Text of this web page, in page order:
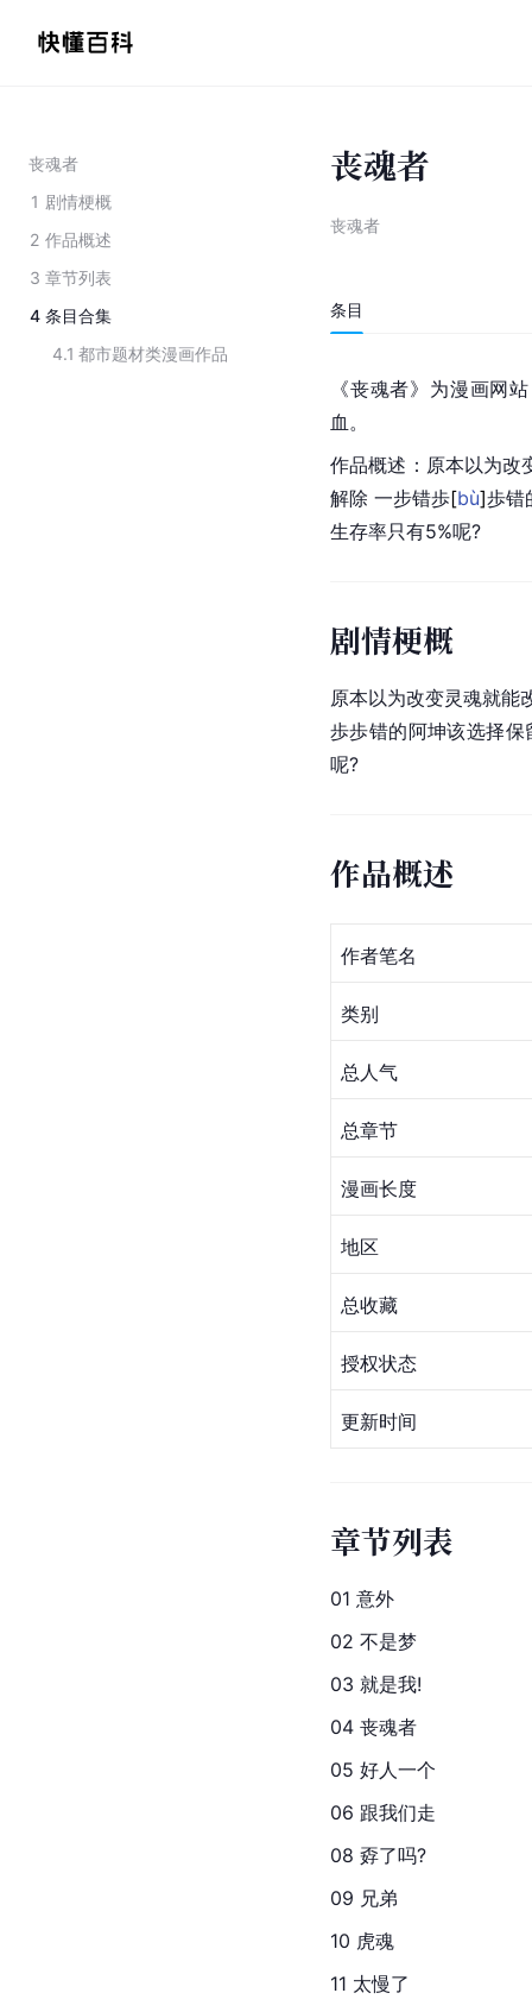
丧魂者
1 剧情梗概
2 作品概述
3 章节列表
4 条目合集
4.1 都市题材类漫画作品
丧魂者
丧魂者
条目
《丧魂者》为漫画网
血。
作品概述：原本以为改
解除 一步错歩[bù]歩错
生存率只有5%呢?
剧情梗概
原本以为改变灵魂就能
歩歩错的阿坤该选择
呢?
作品概述
作者笔名
类别
总人气
总章节
漫画长度
地区
总收藏
授权状态
更新时间
章节列表
01 意外
02 不是梦
03 就是我!
04 丧魂者
05 好人一个
06 跟我们走
08 孬了吗?
09 兄弟
10 虎魂
11 太慢了